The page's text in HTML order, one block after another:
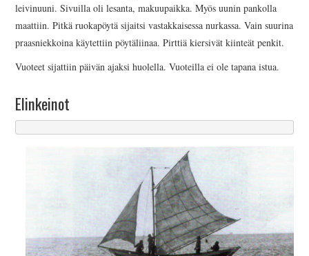
leivinuuni. Sivuilla oli lesanta, makuupaikka. Myös uunin pankolla
maattiin. Pitkä ruokapöytä sijaitsi vastakkaisessa nurkassa. Vain suurina
praasniekkoina käytettiin pöytäliinaa. Pirttiä kiersivät kiinteät penkit.
Vuoteet sijattiin päivän ajaksi huolella. Vuoteilla ei ole tapana istua.
Elinkeinot